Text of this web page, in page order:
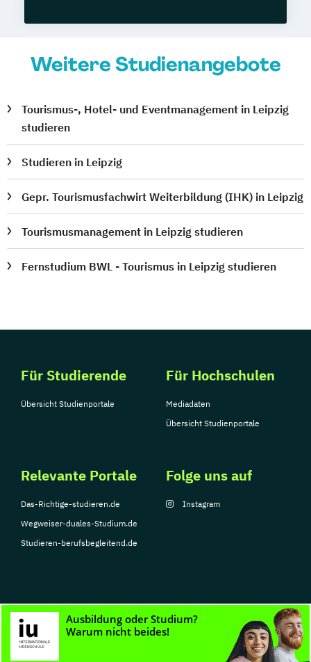
Weitere Studienangebote
Tourismus-, Hotel- und Eventmanagement in Leipzig
studieren
Studieren in Leipzig
Gepr. Tourismusfachwirt Weiterbildung (IHK) in Leipzig
Tourismusmanagement in Leipzig studieren
Fernstudium BWL - Tourismus in Leipzig studieren
Für Studierende
Übersicht Studienportale
Für Hochschulen
Mediadaten
Übersicht Studienportale
Relevante Portale
Das-Richtige-studieren.de
Wegweiser-duales-Studium.de
Studieren-berufsbegleitend.de
Folge uns auf
Instagram
© Copyright 2026, TarGroup Media GmbH
Nutzungsbedingungen